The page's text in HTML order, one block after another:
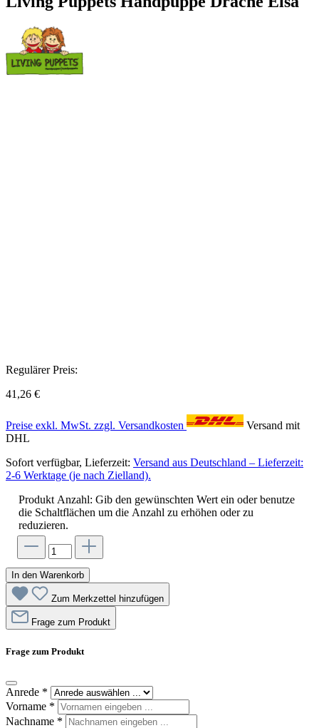
Regulärer Preis:
41,26 €
Preise exkl. MwSt. zzgl. Versandkosten
Versand mit
DHL
Sofort verfügbar, Lieferzeit: Versand aus Deutschland – Lieferzeit:
2-6 Werktage (je nach Zielland).
Produkt Anzahl: Gib den gewünschten Wert ein oder benutze
die Schaltflächen um die Anzahl zu erhöhen oder zu
reduzieren.
In den Warenkorb
Zum Merkzettel hinzufügen
Frage zum Produkt
Frage zum Produkt
Anrede *
Vorname *
Nachname *